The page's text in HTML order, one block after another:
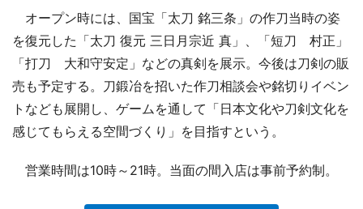
オープン時には、国宝「太刀 銘三条」の作刀当時の姿
を復元した「太刀 復元 三日月宗近 真」、「短刀 村正」
「打刀 大和守安定」などの真剣を展示。今後は刀剣の販
売も予定する。刀鍛冶を招いた作刀相談会や銘切りイベン
トなども展開し、ゲームを通して「日本文化や刀剣文化を
感じてもらえる空間づくり」を目指すという。
営業時間は10時～21時。当面の間入店は事前予約制。